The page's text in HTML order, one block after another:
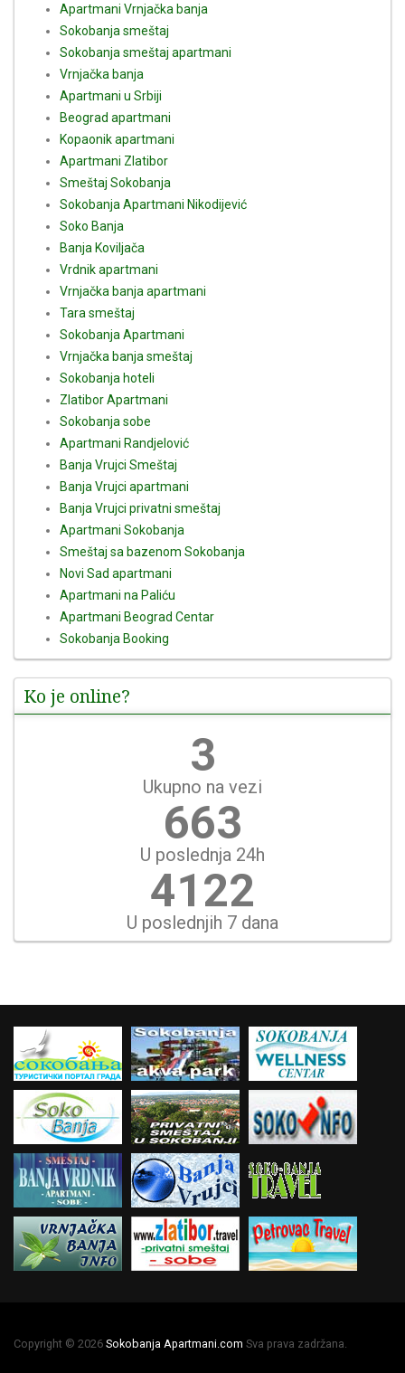
Apartmani Vrnjačka banja
Sokobanja smeštaj
Sokobanja smeštaj apartmani
Vrnjačka banja
Apartmani u Srbiji
Beograd apartmani
Kopaonik apartmani
Apartmani Zlatibor
Smeštaj Sokobanja
Sokobanja Apartmani Nikodijević
Soko Banja
Banja Koviljača
Vrdnik apartmani
Vrnjačka banja apartmani
Tara smeštaj
Sokobanja Apartmani
Vrnjačka banja smeštaj
Sokobanja hoteli
Zlatibor Apartmani
Sokobanja sobe
Apartmani Randjelović
Banja Vrujci Smeštaj
Banja Vrujci apartmani
Banja Vrujci privatni smeštaj
Apartmani Sokobanja
Smeštaj sa bazenom Sokobanja
Novi Sad apartmani
Apartmani na Paliću
Apartmani Beograd Centar
Sokobanja Booking
Ko je online?
4
Ukupno na vezi
765
U poslednja 24h
4756
U poslednjih 7 dana
Copyright © 2026 Sokobanja Apartmani.com Sva prava zadržana.